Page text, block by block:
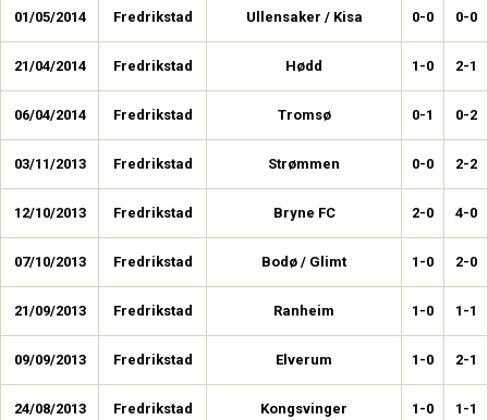
01/05/2014 Fredrikstad Ullensaker / Kisa 0-0 0-0
21/04/2014 Fredrikstad Hødd 1-0 2-1
06/04/2014 Fredrikstad Tromsø 0-1 0-2
03/11/2013 Fredrikstad Strømmen 0-0 2-2
12/10/2013 Fredrikstad Bryne FC 2-0 4-0
07/10/2013 Fredrikstad Bodø / Glimt 1-0 2-0
21/09/2013 Fredrikstad Ranheim 1-0 1-1
09/09/2013 Fredrikstad Elverum 1-0 2-1
24/08/2013 Fredrikstad Kongsvinger 1-0 1-1